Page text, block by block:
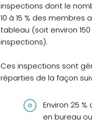
inspections dont le
10 à 15 % des membres
tableau (soit environ
inspections).
Ces inspections sont
réparties de la façon
Environ 25
en bureau